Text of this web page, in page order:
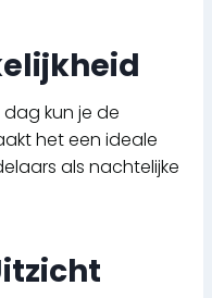
kun je de
het een ideale
als nachtelijke